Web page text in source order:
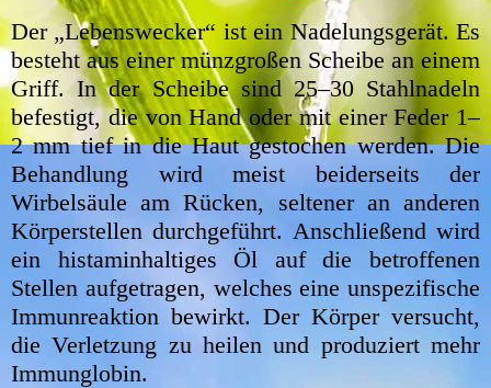
Der „Lebenswecker“ ist ein Nadelungsgerät. Es
besteht aus einer münzgroßen Scheibe an einem
Griff. In der Scheibe sind 25–30 Stahlnadeln
befestigt, die von Hand oder mit einer Feder 1–
2 mm tief in die Haut gestochen werden. Die
Behandlung wird meist beiderseits der
Wirbelsäule am Rücken, seltener an anderen
Körperstellen durchgeführt. Anschließend wird
ein histaminhaltiges Öl auf die betroffenen
Stellen aufgetragen, welches eine unspezifische
Immunreaktion bewirkt. Der Körper versucht,
die Verletzung zu heilen und produziert mehr
Immunglobin.